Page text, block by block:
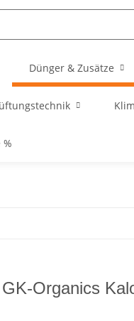
Dünger & Zusätze
%
GK-Organics